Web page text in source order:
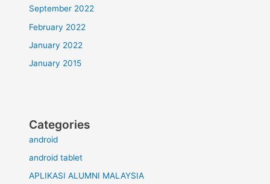
September 2022
February 2022
January 2022
January 2015
Categories
android
android tablet
APLIKASI ALUMNI MALAYSIA